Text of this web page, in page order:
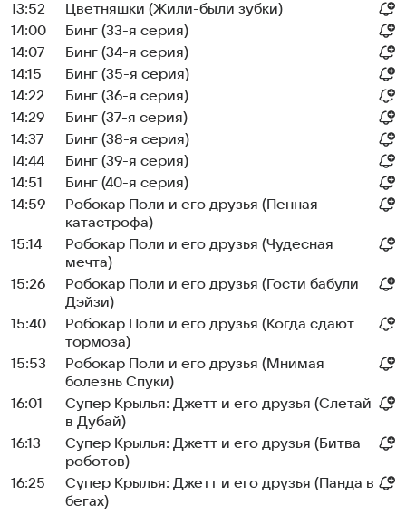
13:52
Цветняшки (Жили-были зубки)
14:00
Бинг (33-я серия)
14:07
Бинг (34-я серия)
14:15
Бинг (35-я серия)
14:22
Бинг (36-я серия)
14:29
Бинг (37-я серия)
14:37
Бинг (38-я серия)
14:44
Бинг (39-я серия)
14:51
Бинг (40-я серия)
14:59
Робокар Поли и его друзья (Пенная
катастрофа)
15:14
Робокар Поли и его друзья (Чудесная
мечта)
15:26
Робокар Поли и его друзья (Гости бабули
Дэйзи)
15:40
Робокар Поли и его друзья (Когда сдают
тормоза)
15:53
Робокар Поли и его друзья (Мнимая
болезнь Спуки)
16:01
Супер Крылья: Джетт и его друзья (Слетай
в Дубай)
16:13
Супер Крылья: Джетт и его друзья (Битва
роботов)
16:25
Супер Крылья: Джетт и его друзья (Панда в
бегах)